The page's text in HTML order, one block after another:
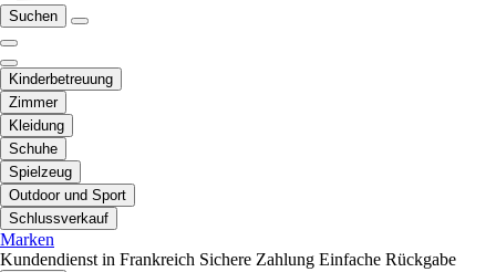
Suchen
Kinderbetreuung
Zimmer
Kleidung
Schuhe
Spielzeug
Outdoor und Sport
Schlussverkauf
Marken
Kundendienst in Frankreich Sichere Zahlung Einfache Rückgabe